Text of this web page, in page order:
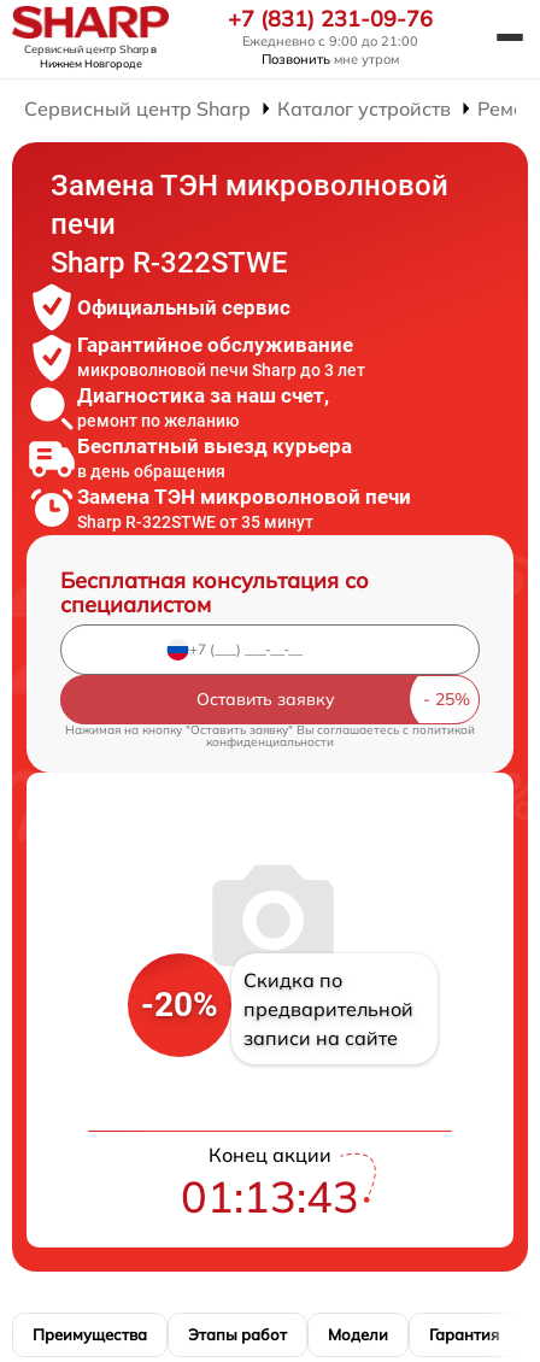
Сервисный центр Sharpв
Нижнем Новгороде
+7 (831) 231-09-76
Ежедневно с 9:00 до 21:00
Позвонить мне утром
Сервисный центр Sharp Каталог устройств
Замена ТЭН микроволновой
печи
Sharp R-322STWE
Официальный сервис
Гарантийное обслуживание
микроволновой печи Sharp до 3 лет
Диагностика за наш счет,
ремонт по желанию
Бесплатный выезд курьера
в день обращения
Замена ТЭН микроволновой печи
Sharp R-322STWE от 35 минут
Бесплатная консультация со
специалистом
Оставить заявку
Нажимая на кнопку "Оставить заявку" Вы соглашаетесь cполитикой
конфиденциальности
-20%
Скидка по
предварительной
записи на сайте
Конец акции
01:13:42
Преимущества Этапы работ Модели Гарантия